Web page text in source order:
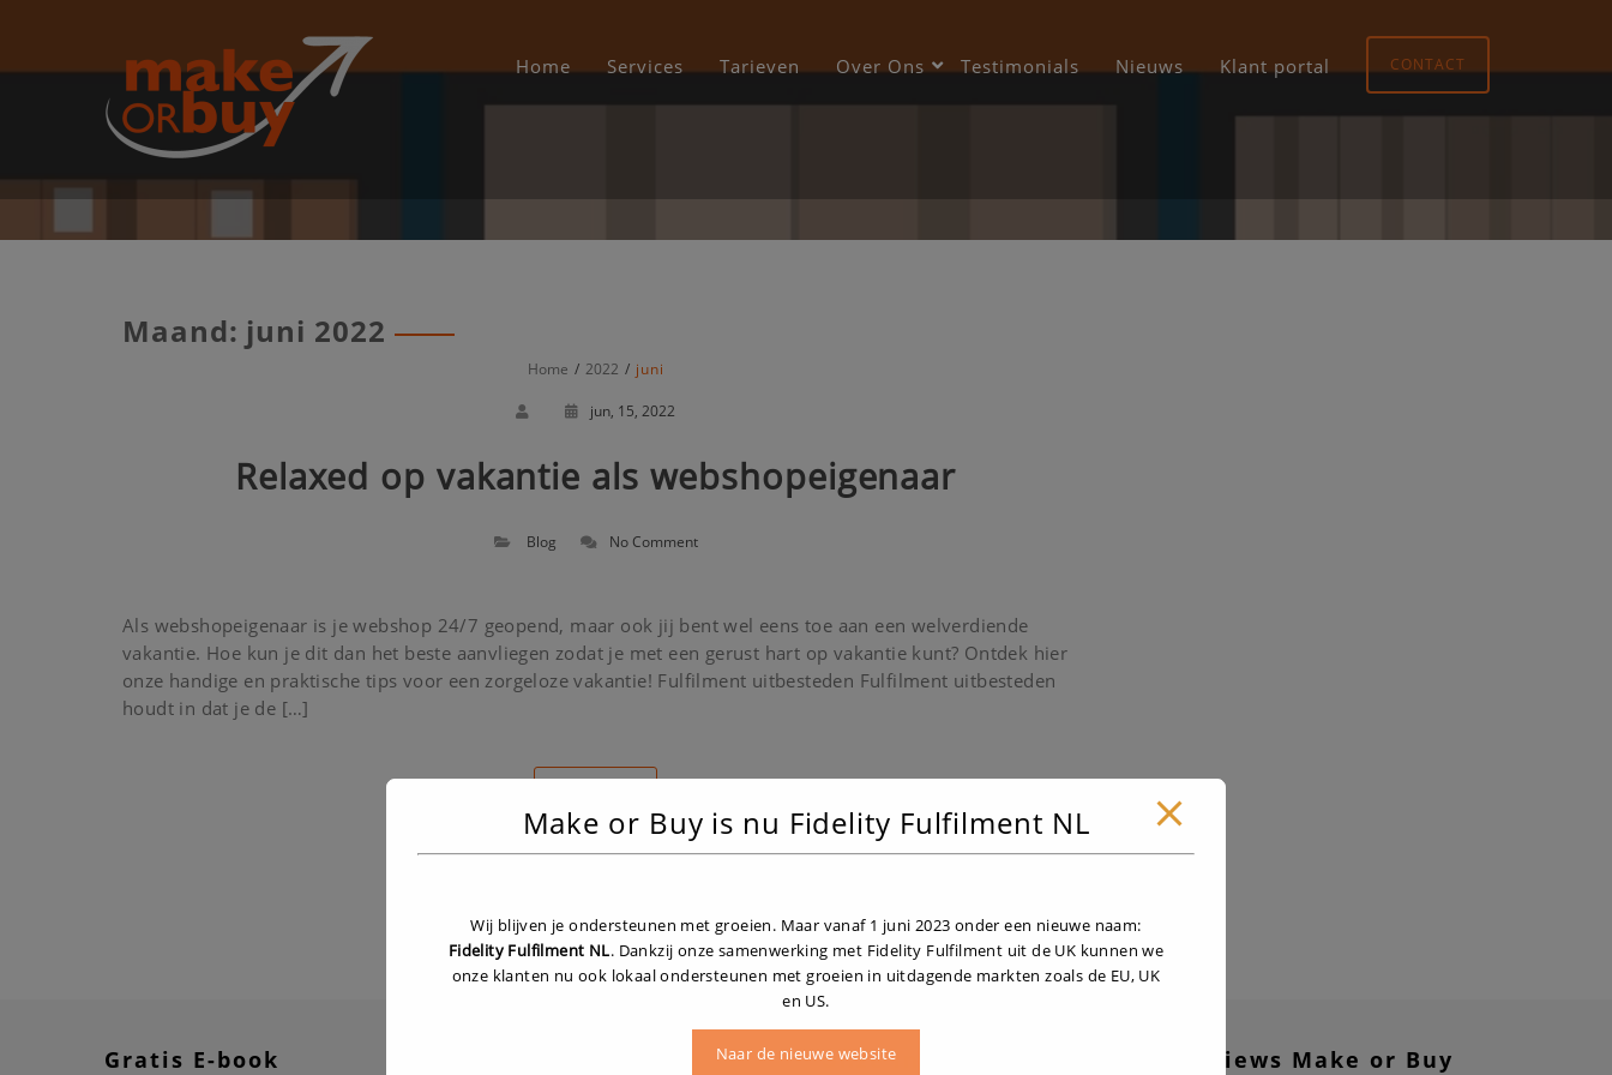
Home Services Tarieven Over Ons Testimonials Nieuws Klant portal CONTACT
Maand: juni 2022
Home 2022 juni
jun, 15, 2022
Relaxed op vakantie als webshopeigenaar
Blog No Comment
Als webshopeigenaar is je webshop 24/7 geopend, maar ook jij bent wel eens toe aan een welverdiende
vakantie. Hoe kun je dit dan het beste aanvliegen zodat je met een gerust hart op vakantie kunt? Ontdek hier
onze handige en praktische tips voor een zorgeloze vakantie! Fulfilment uitbesteden Fulfilment uitbesteden
houdt in dat je de […]
Share
Gratis E-book Onze informatie Reviews Make or Buy
Make or Buy is nu Fidelity Fulfilment NL
Wij blijven je ondersteunen met groeien. Maar vanaf 1 juni 2023 onder een nieuwe naam:
Fidelity Fulfilment NL. Dankzij onze samenwerking met Fidelity Fulfilment uit de UK kunnen we
onze klanten nu ook lokaal ondersteunen met groeien in uitdagende markten zoals de EU, UK
en US.
Naar de nieuwe website